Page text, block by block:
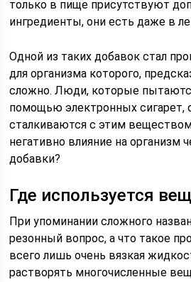
только в пище присутствуют
ингредиенты, они есть даже в
Одной из таких добавок стал
для организма которого,
сложно. Люди, которые
помощью электронных сигарет,
сталкиваются с этим
негативно влияние на организм
добавки?
Где используется
При упоминании сложного
резонный вопрос, а что такое
всего лишь очень вязкая
растворять многочисленные